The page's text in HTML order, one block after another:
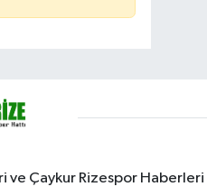
ve Çaykur Rizespor